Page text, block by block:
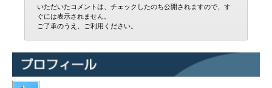
いただいたコメントは、チェックしたのち公開されますので、す
ぐには表示されません。
ご了承のうえ、ご利用ください。